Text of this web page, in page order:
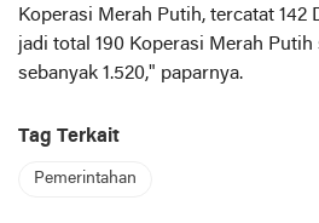
Koperasi Merah Putih, tercatat 142
jadi total 190 Koperasi Merah Putih
sebanyak 1.520," paparnya.
Tag Terkait
Pemerintahan